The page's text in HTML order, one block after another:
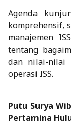
Agenda
komprehensif,
manajemen
tentang
dan nilai-nilai
operasi ISS.
Putu Surya
Pertamina